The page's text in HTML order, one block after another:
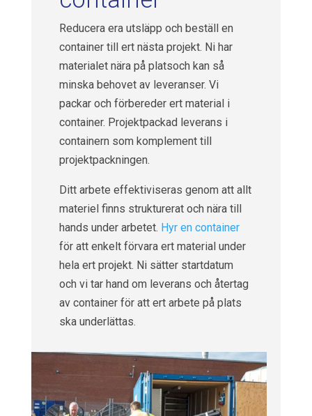
Reducera era utsläpp och beställ en
container till ert nästa projekt. Ni har
materialet nära på platsoch kan så
minska behovet av leveranser. Vi
packar och förbereder ert material i
container. Projektpackad leverans i
containern som komplement till
projektpackningen.
Ditt arbete effektiviseras genom att allt
materiel finns strukturerat och nära till
hands under arbetet. Hyr en container
för att enkelt förvara ert material under
hela ert projekt. Ni sätter startdatum
och vi tar hand om leverans och återtag
av container för att ert arbete på plats
ska underlättas.